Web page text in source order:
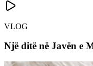
VLOG
Një ditë në Javën e